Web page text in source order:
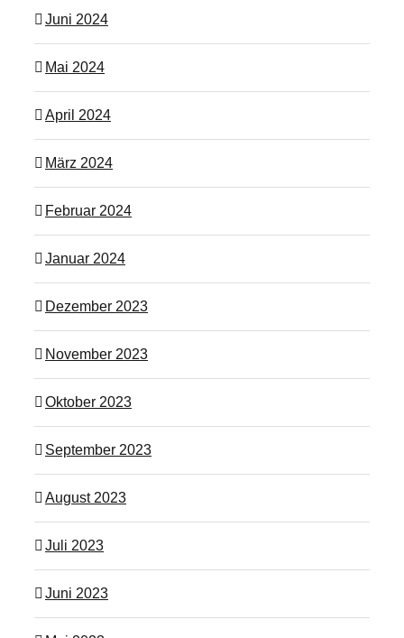
Juni 2024
Mai 2024
April 2024
März 2024
Februar 2024
Januar 2024
Dezember 2023
November 2023
Oktober 2023
September 2023
August 2023
Juli 2023
Juni 2023